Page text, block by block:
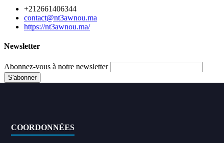
+212661406344
contact@nt3awnou.ma
https://nt3awnou.ma/
Newsletter
Abonnez-vous à notre newsletter
COORDONNÉES